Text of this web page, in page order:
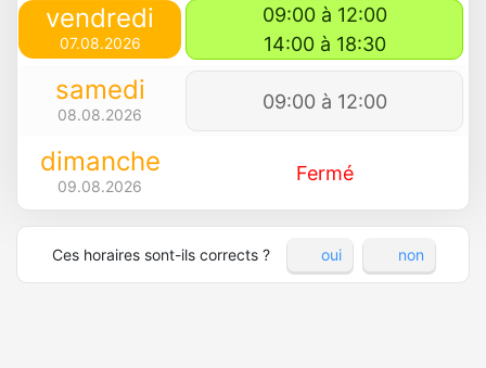
vendredi
07.08.2026
09:00 à 12:00
14:00 à 18:30
samedi
08.08.2026
09:00 à 12:00
dimanche
09.08.2026
Fermé
Ces horaires sont-ils corrects ? oui non